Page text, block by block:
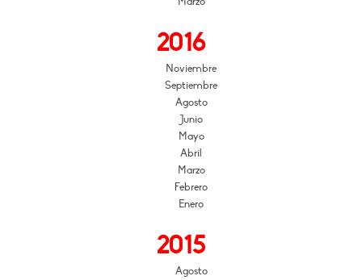
2016
Noviembre
Septiembre
Agosto
Junio
Mayo
Abril
Marzo
Febrero
Enero
2015
Agosto